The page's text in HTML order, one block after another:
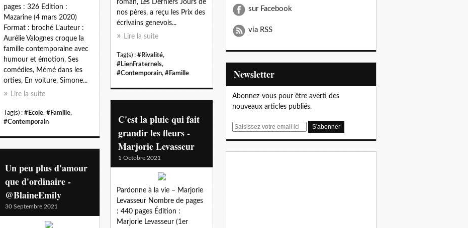
roman, Les Derniers Jours de
nos pères, a reçu les Prix des
écrivains genevois...
Lire la suite
Tag(s) : #Rivalité,
#LienFraternels,
#Contemporain, #Famille
pages : 326 Edition :
Mazarine (4 mars 2020)
Format : broché L’auteur :
Aurélie Valognes croque la
famille contemporaine avec
humour et émotion. Ses
comédies, Mémé dans les
orties, En voiture, Simone...
Lire la suite
Tag(s) : #Ecole, #Famille,
#Contemporain
C'est la pluie qui fait
grandir les fleurs -
Marjorie Levasseur
1 Octobre 2021
Pardonne à la vie – Marjorie
Levasseur Nombre de pages
: 440 pages Édition :
Marjorie Levasseur (1er
Un peu plus d'amour
que d'ordinaire -
@BlaineEmily
30 Septembre 2021
sur Facebook
via RSS
Newsletter
Abonnez-vous pour être averti des
nouveaux articles publiés.
E